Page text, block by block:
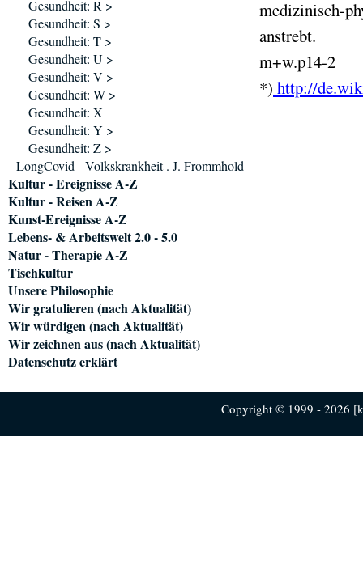
medizinisch-
anstrebt.
m+w.p14-2
*) http://
Gesundheit: R >
Gesundheit: S >
Gesundheit: T >
Gesundheit: U >
Gesundheit: V >
Gesundheit: W >
Gesundheit: X
Gesundheit: Y >
Gesundheit: Z >
LongCovid - Volkskrankheit . J. Frommhold
Kultur - Ereignisse A-Z
Kultur - Reisen A-Z
Kunst-Ereignisse A-Z
Lebens- & Arbeitswelt 2.0 - 5.0
Natur - Therapie A-Z
Tischkultur
Unsere Philosophie
Wir gratulieren (nach Aktualität)
Wir würdigen (nach Aktualität)
Wir zeichnen aus (nach Aktualität)
Datenschutz erklärt
Copyright © 1999 - 2026